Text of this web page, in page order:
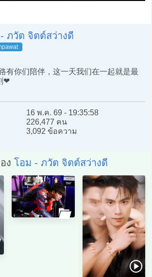
ภวัต จิตต์สว่างดี
有你们陪伴，这一天我们在一起就是最
❤️
16 พ.ค. 69 - 19:35:58
226,477 คน
3,092 ข้อความ
ง โอม - ภวัต จิตต์สว่างดี